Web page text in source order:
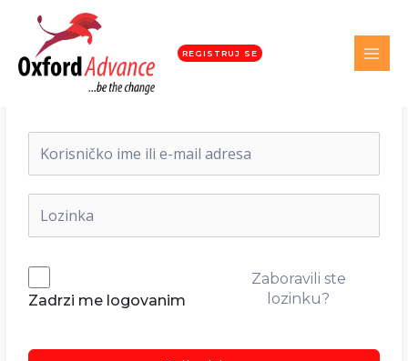
REGISTRUJ SE
Dobrodošli nazad!
Zadrzi me logovanim
Zaboravili ste
lozinku?